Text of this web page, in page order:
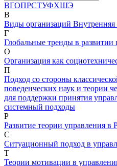
ВГОПРСТУФХШЭ
В
Виды организаций Внутренняя
Г
Глобальные тренды в
О
Организация как
П
Подход со стороны
поведенческих наук и теории
для поддержки принятия
системный подходы
Р
Развитие теории управления в
С
Ситуационный подход в
Т
Теории мотивации в